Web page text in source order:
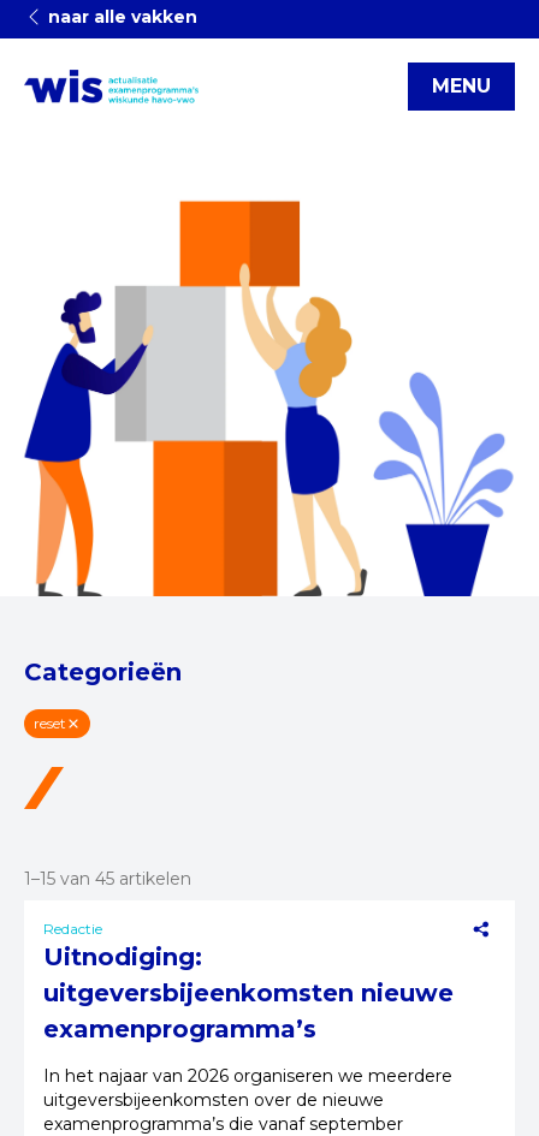
naar alle vakken
MENU
1–15 van 45 artikelen
Redactie
Uitnodiging:
uitgeversbijeenkomsten nieuwe
examenprogramma’s
In het najaar van 2026 organiseren we meerdere
uitgeversbijeenkomsten over de nieuwe
examenprogramma’s die vanaf september
Categorieën
reset